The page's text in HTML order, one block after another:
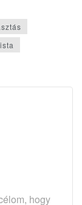
hogy